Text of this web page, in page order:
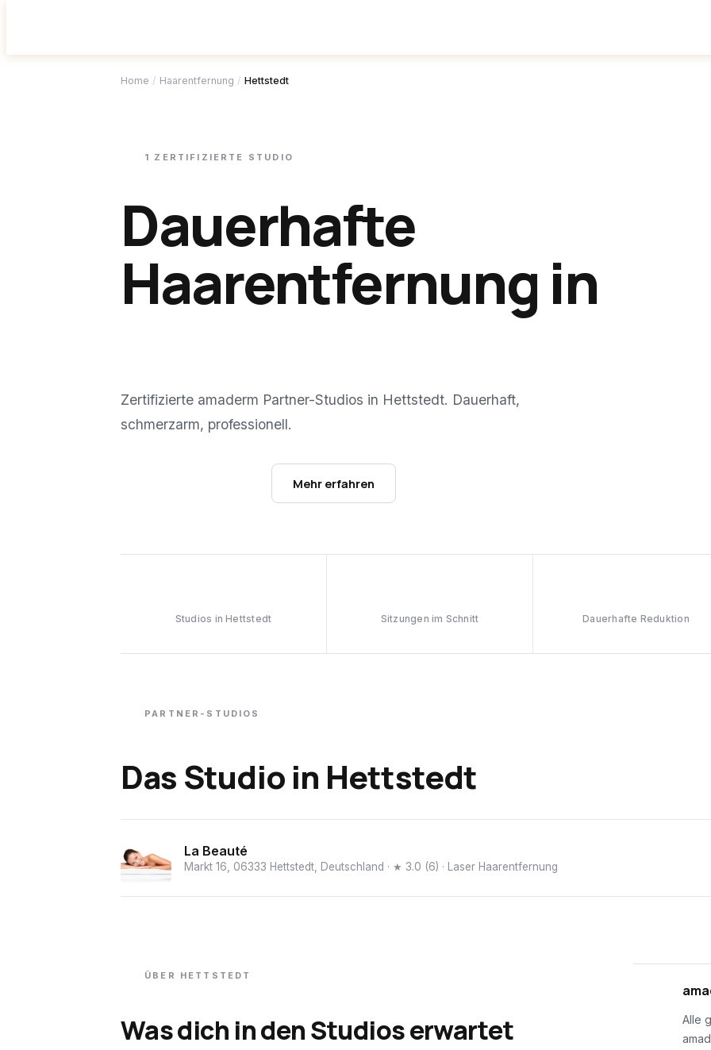
Home / Haarentfernung / Hettstedt
1 ZERTIFIZIERTE STUDIO
Dauerhafte
Haarentfernung in
Zertifizierte amaderm Partner-Studios in Hettstedt. Dauerhaft,
schmerzarm, professionell.
Mehr erfahren
Studios in Hettstedt Sitzungen im Schnitt Dauerhafte Reduktion
PARTNER-STUDIOS
Das Studio in Hettstedt
La Beauté
Markt 16, 06333 Hettstedt, Deutschland · ★ 3.0 (6) · Laser Haarentfernung
ÜBER HETTSTEDT
Was dich in den Studios erwartet
Alle